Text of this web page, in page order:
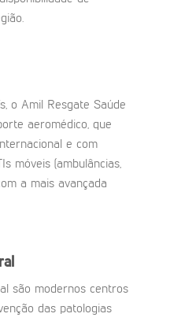
o Amil Resgate Saúde
aeromédico, que
e com
móveis (ambulâncias,
a mais avançada
são modernos centros
das patologias